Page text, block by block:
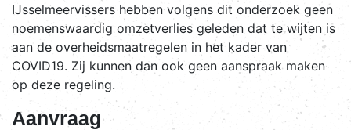
IJsselmeervissers hebben volgens dit onderzoek geen
noemenswaardig omzetverlies geleden dat te wijten is
aan de overheidsmaatregelen in het kader van
COVID19. Zij kunnen dan ook geen aanspraak maken
op deze regeling.
Aanvraag